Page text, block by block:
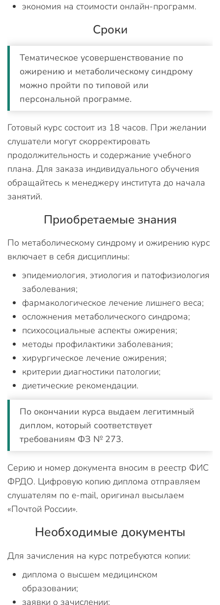
экономия на стоимости онлайн-программ.
Сроки
Тематическое усовершенствование по
ожирению и метаболическому синдрому
можно пройти по типовой или
персональной программе.
Готовый курс состоит из 18 часов. При желании
слушатели могут скорректировать
продолжительность и содержание учебного
плана. Для заказа индивидуального обучения
обращайтесь к менеджеру института до начала
занятий.
Приобретаемые знания
По метаболическому синдрому и ожирению курс
включает в себя дисциплины:
эпидемиология, этиология и патофизиология
заболевания;
фармакологическое лечение лишнего веса;
осложнения метаболического синдрома;
психосоциальные аспекты ожирения;
методы профилактики заболевания;
хирургическое лечение ожирения;
критерии диагностики патологии;
диетические рекомендации.
По окончании курса выдаем легитимный
диплом, который соответствует
требованиям ФЗ № 273.
Серию и номер документа вносим в реестр ФИС
ФРДО. Цифровую копию диплома отправляем
слушателям по e-mail, оригинал высылаем
«Почтой России».
Необходимые документы
Для зачисления на курс потребуются копии:
диплома о высшем медицинском
образовании;
заявки о зачислении;